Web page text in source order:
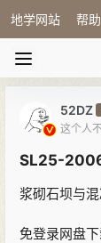
地学网站 帮
52DZ
这个人
SL25-2006
浆砌石坝与
免登录网盘下